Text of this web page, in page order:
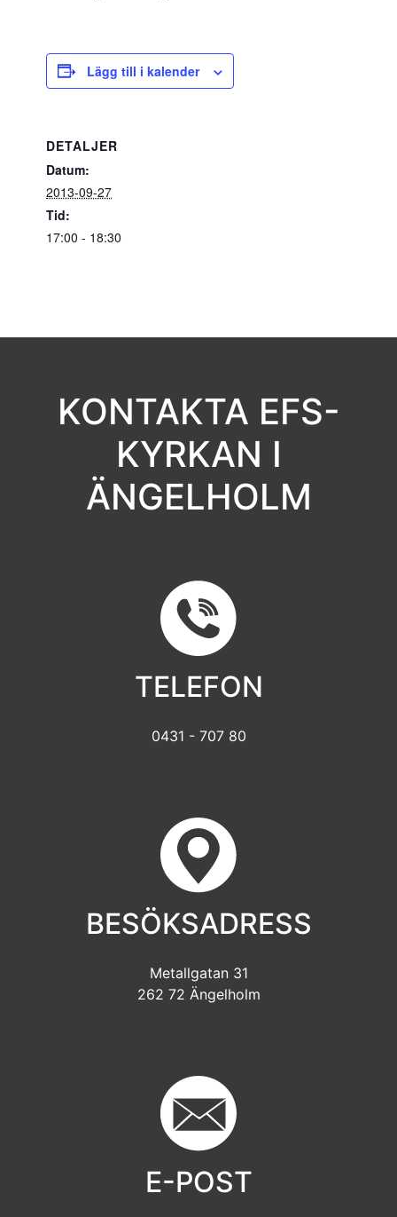
Lägg till i kalender
DETALJER
Datum:
2013-09-27
Tid:
17:00 - 18:30
KONTAKTA EFS-
KYRKAN I
ÄNGELHOLM
TELEFON
0431 - 707 80
BESÖKSADRESS
Metallgatan 31
262 72 Ängelholm
E-POST